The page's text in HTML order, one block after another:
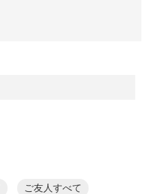
ご友人すべて